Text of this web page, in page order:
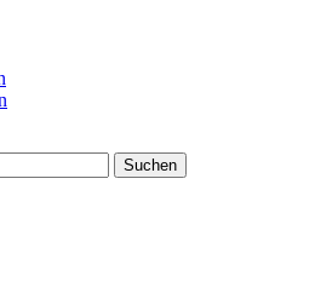
Suchen